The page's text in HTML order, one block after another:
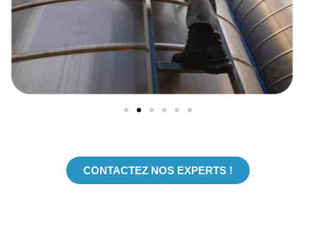
CONTACTEZ NOS EXPERTS !